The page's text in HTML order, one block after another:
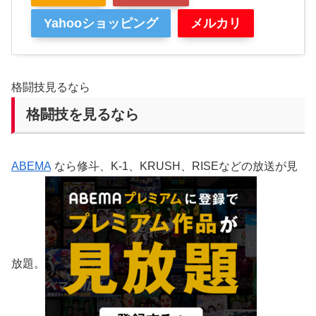
Yahooショッピング メルカリ
格闘技見るなら
格闘技を見るなら
ABEMA なら修斗、K-1、KRUSH、RISEなどの放送が見
放題。